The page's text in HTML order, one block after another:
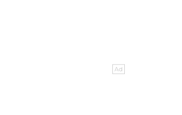
必ず読み、内容を厳守
BLOODY